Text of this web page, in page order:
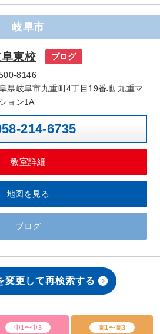
岐阜市
東校
ブログ
8146
県岐阜市九重町4丁目19番地 九重マ
ョン1A
214-6735
教室詳細
地図を見る
ブログ
変更して再検索する
中1〜中3 高1〜高3